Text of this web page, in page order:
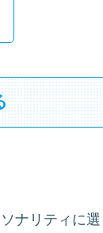
ナリティに選